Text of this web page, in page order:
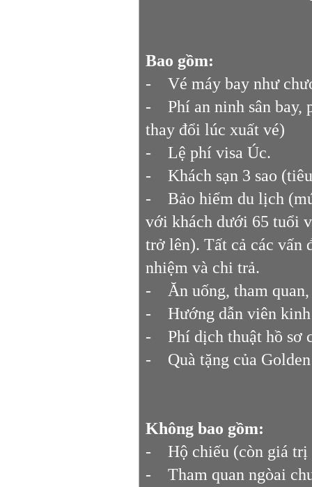
Bao gồm:
- Vé máy bay như
- Phí an ninh sân bay,
thay đổi lúc xuất vé)
- Lệ phí visa Úc.
- Khách sạn 3 sao
- Bảo hiểm du lịch
với khách dưới 65 tuổi
trở lên). Tất cả các vấn
nhiệm và chi trả.
- Ăn uống, tham quan,
- Hướng dẫn viên kinh
- Phí dịch thuật hồ sơ
- Quà tặng của Golden
Không bao gồm:
- Hộ chiếu (còn giá trị
- Tham quan ngòai